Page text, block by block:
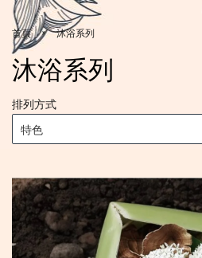
首頁 › 沐浴系列
沐浴系列
排列方式